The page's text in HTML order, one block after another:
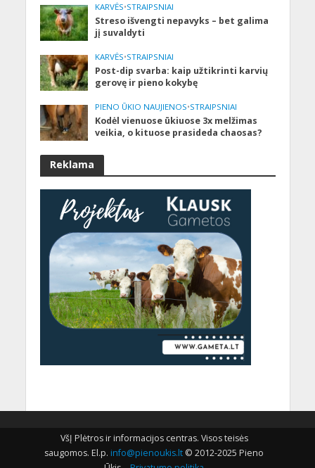
KARVĖS•STRAIPSNIAI
Streso išvengti nepavyks – bet galima
jį suvaldyti
KARVĖS•STRAIPSNIAI
Post-dip svarba: kaip užtikrinti karvių
gerovę ir pieno kokybę
PIENO ŪKIO NAUJIENOS•STRAIPSNIAI
Kodėl vienuose ūkiuose 3x melžimas
veikia, o kituose prasideda chaosas?
Reklama
VšĮ Plėtros ir informacijos centras. Visos teisės
saugomos. El.p. info@pienoukis.lt © 2012-2025 Pieno